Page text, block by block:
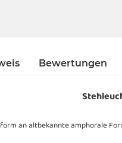
Bewertungen
an altbekannte amphorale